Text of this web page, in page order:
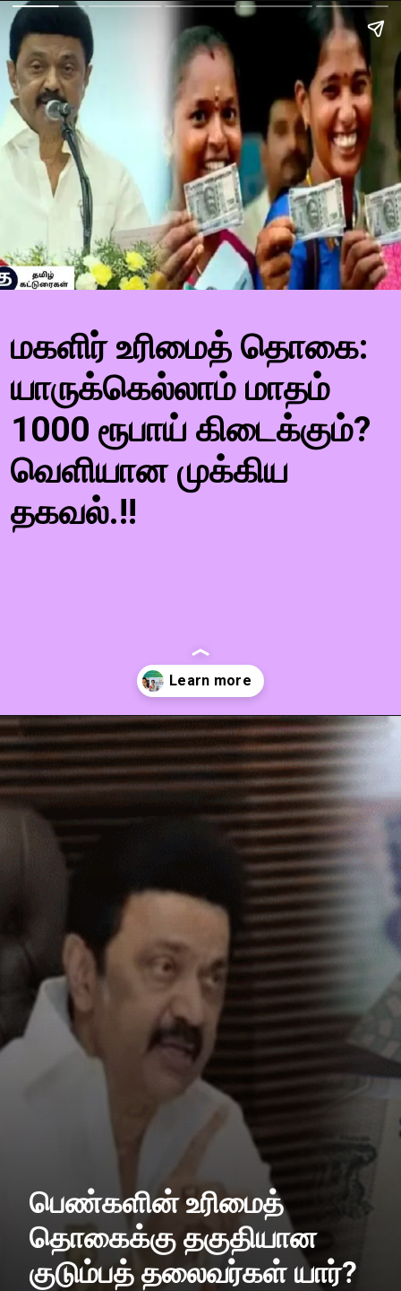
மகளிர் உரிமைத் தொகை:
யாருக்கெல்லாம் மாதம்
1000 ரூபாய் கிடைக்கும்?
வெளியான முக்கிய
தகவல்.!!
Opening
பெண்களின் உரிமைத்
தொகைக்கு தகுதியான
குடும்பத் தலைவர்கள் யார்?